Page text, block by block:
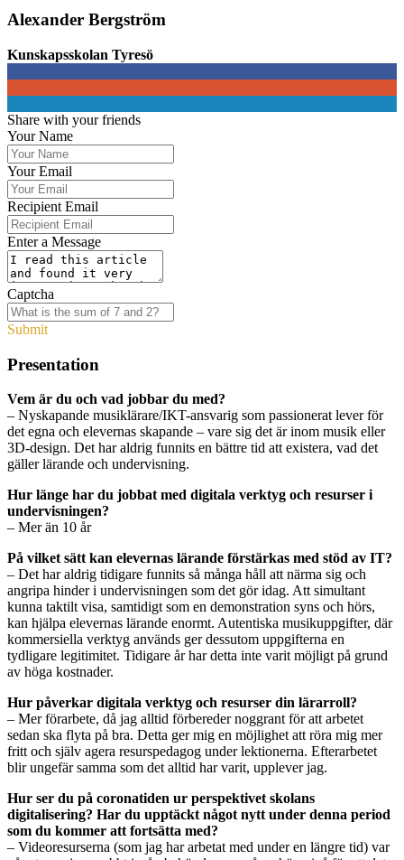
Alexander Bergström
Kunskapsskolan Tyresö
Share with your friends
Your Name
Your Email
Recipient Email
Enter a Message
Captcha
Submit
Presentation
Vem är du och vad jobbar du med?
– Nyskapande musiklärare/IKT-ansvarig som passionerat lever för
det egna och elevernas skapande ­– vare sig det är inom musik eller
3D-design. Det har aldrig funnits en bättre tid att existera, vad det
gäller lärande och undervisning.
Hur länge har du jobbat med digitala verktyg och resurser i
undervisningen?
– Mer än 10 år
På vilket sätt kan elevernas lärande förstärkas med stöd av IT?
– Det har aldrig tidigare funnits så många håll att närma sig och
angripa hinder i undervisningen som det gör idag. Att simultant
kunna taktilt visa, samtidigt som en demonstration syns och hörs,
kan hjälpa elevernas lärande enormt. Autentiska musikuppgifter, där
kommersiella verktyg används ger dessutom uppgifterna en
tydligare legitimitet. Tidigare år har detta inte varit möjligt på grund
av höga kostnader.
Hur påverkar digitala verktyg och resurser din lärarroll?
– Mer förarbete, då jag alltid förbereder noggrant för att arbetet
sedan ska flyta på bra. Detta ger mig en möjlighet att röra mig mer
fritt och själv agera resurspedagog under lektionerna. Efterarbetet
blir ungefär samma som det alltid har varit, upplever jag.
Hur ser du på coronatiden ur perspektivet skolans
digitalisering? Har du upptäckt något nytt under denna period
som du kommer att fortsätta med?
– Videoresurserna (som jag har arbetat med under en längre tid) var